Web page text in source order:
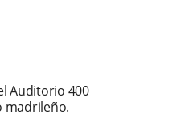
Auditorio 400
madrileño.